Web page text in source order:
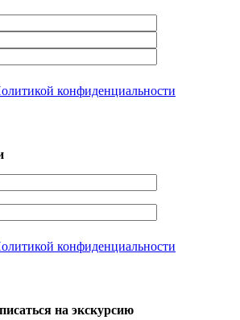
конфиденциальности
конфиденциальности
на экскурсию